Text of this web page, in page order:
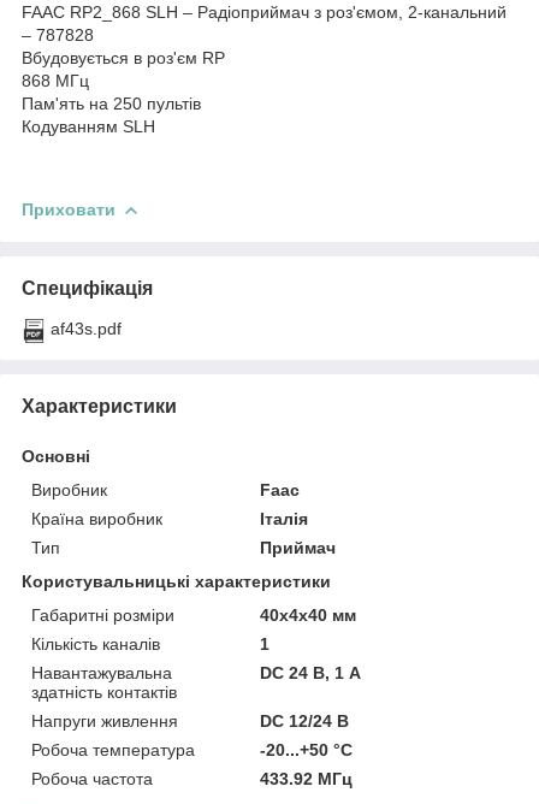
FAAC RP2_868 SLH – Радіоприймач з роз'ємом, 2-канальний
– 787828
Вбудовується в роз'єм RP
868 МГц
Пам'ять на 250 пультів
Кодуванням SLH
Приховати
Специфікація
af43s.pdf
Характеристики
Основні
Виробник
Faac
Країна виробник
Італія
Тип
Приймач
Користувальницькі характеристики
Габаритні розміри
40x4x40 мм
Кількість каналів
1
Навантажувальна
здатність контактів
DC 24 В, 1 А
Напруги живлення
DC 12/24 В
Робоча температура
-20...+50 °С
Робоча частота
433.92 МГц